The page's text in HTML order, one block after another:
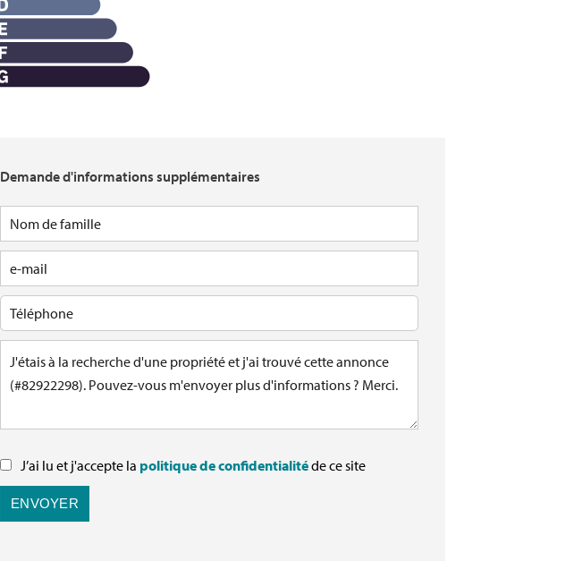
Demande d'informations supplémentaires
J’ai lu et j'accepte la politique de confidentialitéde ce site
ENVOYER